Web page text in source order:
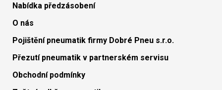
Nabídka předzásobení
O nás
Pojištění pneumatik firmy Dobré Pneu s.r.o.
Přezutí pneumatik v partnerském servisu
Obchodní podmínky